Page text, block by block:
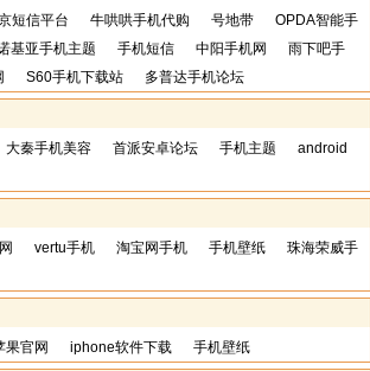
短信平台 牛哄哄手机代购 号地带
OPDA智能手
基亚手机主题 手机短信 中阳手机网
雨下吧手
S60手机下载站 多普达手机论坛
大秦手机美容 首派安卓论坛 手机主题
android
vertu手机 淘宝网手机 手机壁纸
珠海荣威手
果官网 iphone软件下载 手机壁纸